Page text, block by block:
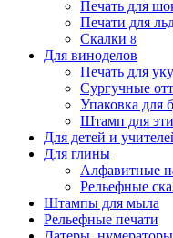
Печать для
Печати для
Скалки 8
Для виноделов
Печать для
Сургучные
Упаковка для
Штамп для
Для детей и
Для глины
Алфавитные
Рельефные
Штампы для мыла
Рельефные печати